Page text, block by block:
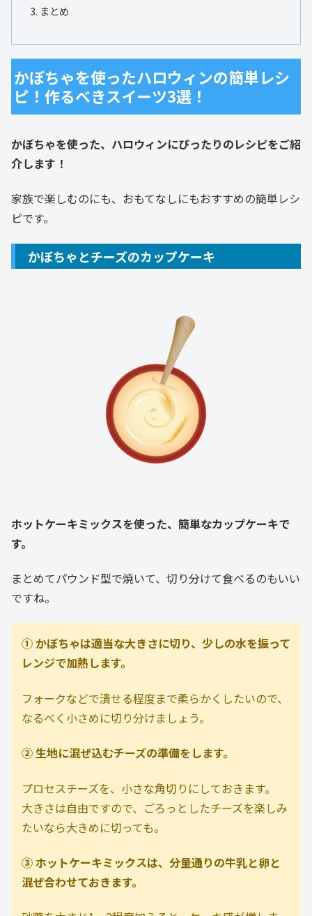
まとめ
かぼちゃを使ったハロウィンの簡単レシ
ピ！作るべきスイーツ3選！
かぼちゃを使った、ハロウィンにぴったりのレシピをご紹
介します！
家族で楽しむのにも、おもてなしにもおすすめの簡単レシ
ピです。
かぼちゃとチーズのカップケーキ
ホットケーキミックスを使った、簡単なカップケーキで
す。
まとめてパウンド型で焼いて、切り分けて食べるのもいい
ですね。
① かぼちゃは適当な大きさに切り、少しの水を振って
レンジで加熱します。
フォークなどで潰せる程度まで柔らかくしたいので、
なるべく小さめに切り分けましょう。
② 生地に混ぜ込むチーズの準備をします。
プロセスチーズを、小さな角切りにしておきます。
大きさは自由ですので、ごろっとしたチーズを楽しみ
たいなら大きめに切っても。
③ ホットケーキミックスは、分量通りの牛乳と卵と
混ぜ合わせておきます。